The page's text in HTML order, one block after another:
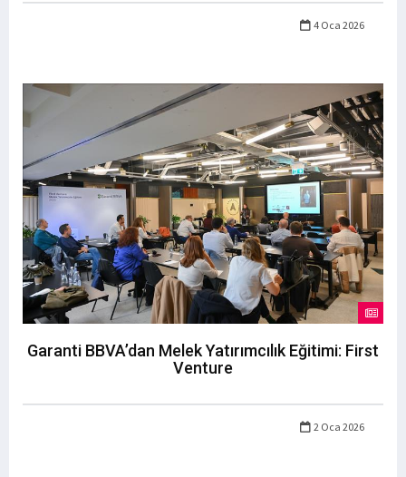
4 Oca 2026
Garanti BBVA’dan Melek Yatırımcılık Eğitimi: First
Venture
2 Oca 2026